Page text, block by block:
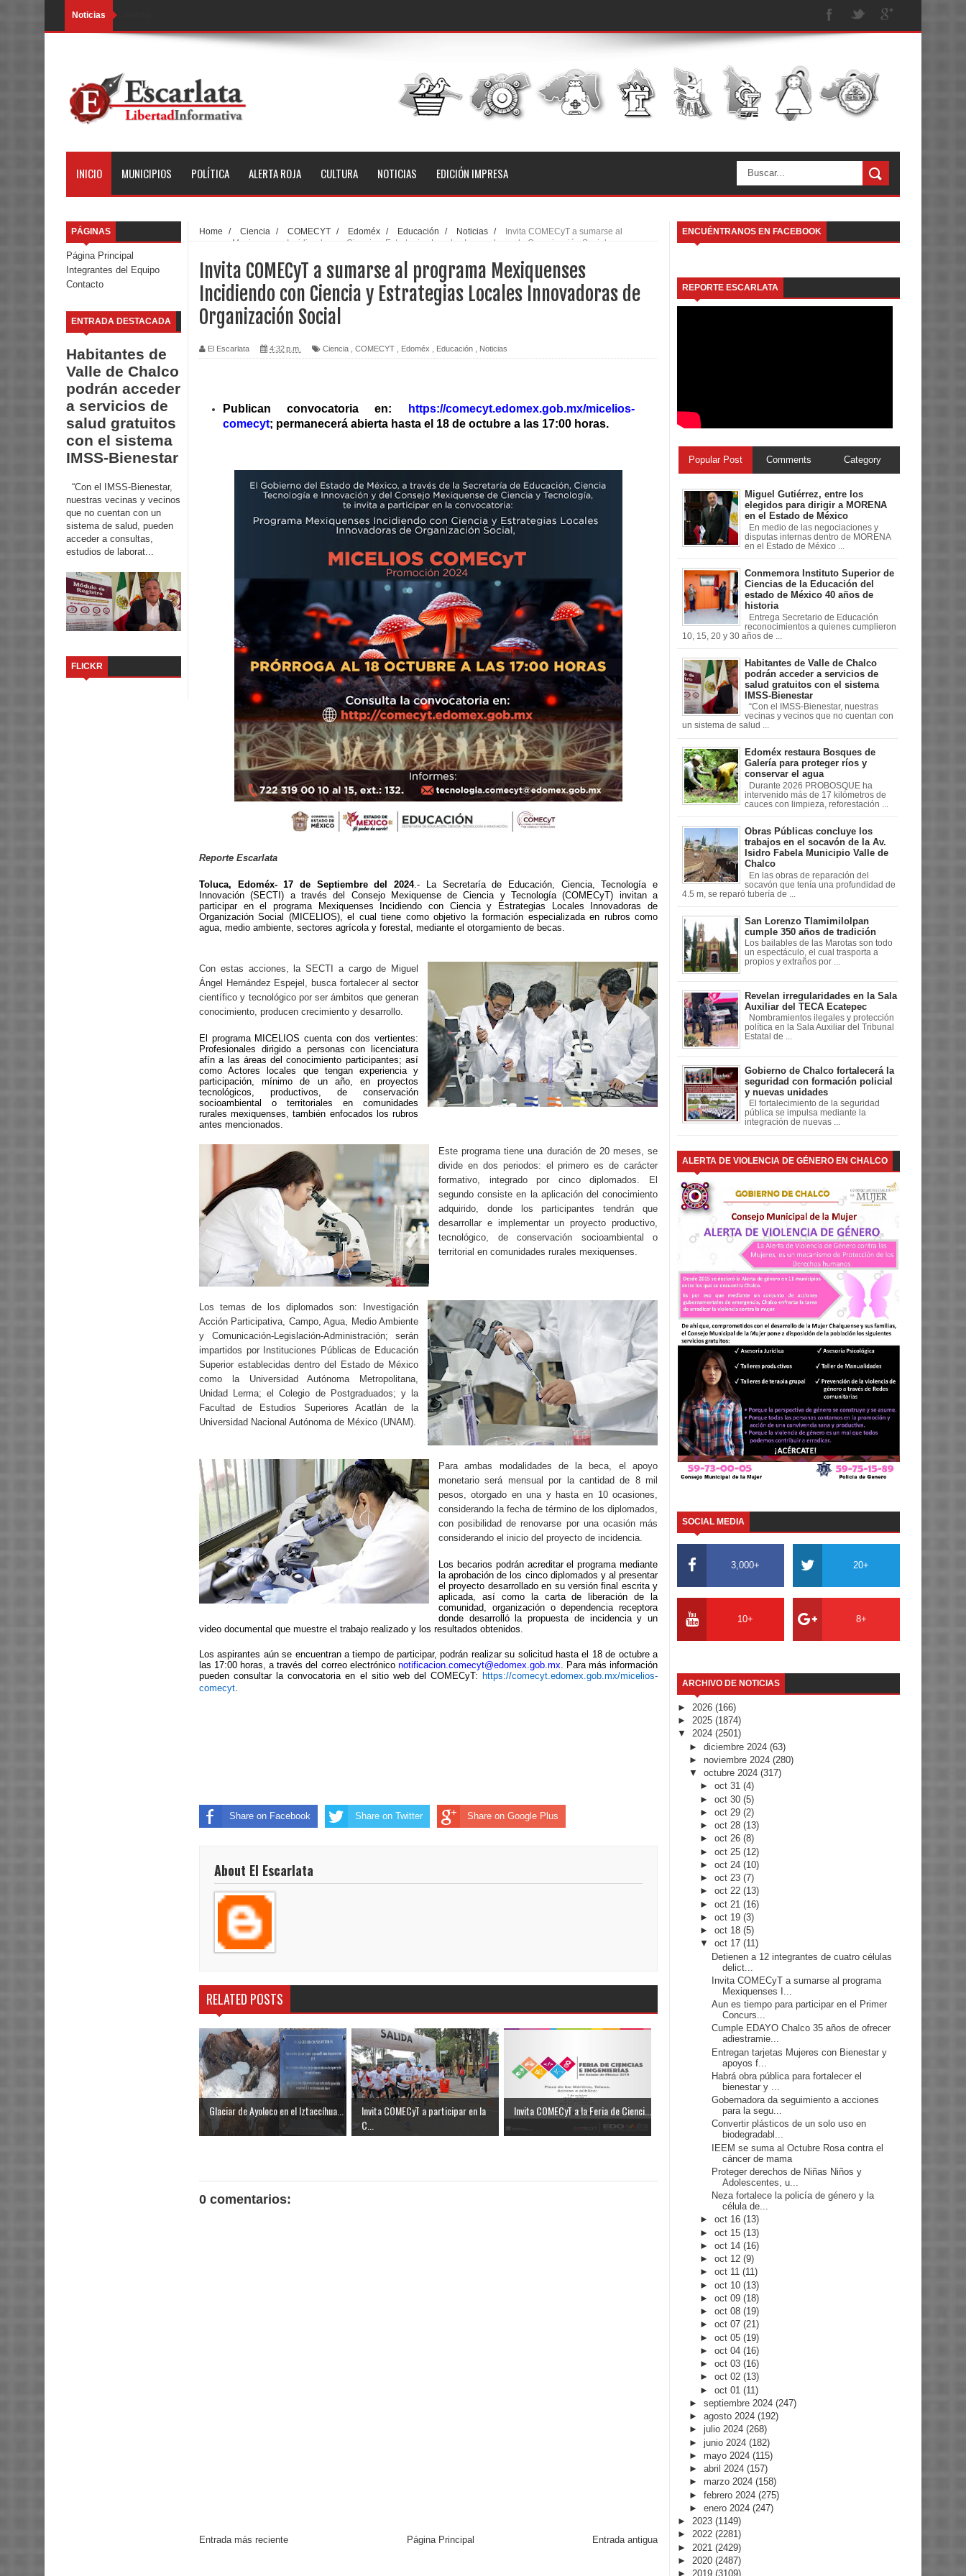
Noticias
INICIO MUNICIPIOS POLÍTICA ALERTA ROJA CULTURA NOTICIAS EDICIÓN IMPRESA
PÁGINAS
Página Principal
Integrantes del Equipo
Contacto
ENTRADA DESTACADA
Habitantes de
Valle de Chalco
podrán acceder
a servicios de
salud gratuitos
con el sistema
IMSS-Bienestar
“Con el IMSS-Bienestar,
nuestras vecinas y vecinos
que no cuentan con un
sistema de salud, pueden
acceder a consultas,
estudios de laborat...
FLICKR
Home / Ciencia / COMECYT / Edoméx / Educación / Noticias /
Invita COMECyT a sumarse al
programa Mexiquenses Incidiendo con Ciencia y Estrategias Locales Innovadoras de Organización Social
Invita COMECyT a sumarse al programa Mexiquenses
Incidiendo con Ciencia y Estrategias Locales Innovadoras de
Organización Social
El Escarlata 4:32 p.m. Ciencia COMECYT Edoméx Educación Noticias
Publican convocatoria en:
https://comecyt.edomex.gob.mx/micelios-
comecyt; permanecerá abierta hasta el 18 de octubre a las 17:00 horas.
Reporte Escarlata
Toluca, Edoméx- 17 de Septiembre del 2024.- La Secretaría de Educación, Ciencia, Tecnología e
Innovación (SECTI) a través del Consejo Mexiquense de Ciencia y Tecnología (COMECyT) invitan a
participar en el programa Mexiquenses Incidiendo con Ciencia y Estrategias Locales Innovadoras de
Organización Social (MICELIOS), el cual tiene como objetivo la formación especializada en rubros como
agua, medio ambiente, sectores agrícola y forestal, mediante el otorgamiento de becas.
Con estas acciones, la SECTI a cargo de Miguel
Ángel Hernández Espejel, busca fortalecer al sector
científico y tecnológico por ser ámbitos que generan
conocimiento, producen crecimiento y desarrollo.
El programa MICELIOS cuenta con dos vertientes:
Profesionales dirigido a personas con licenciatura
afín a las áreas del conocimiento participantes; así
como Actores locales que tengan experiencia y
participación, mínimo de un año, en proyectos
tecnológicos, productivos, de conservación
socioambiental o territoriales en comunidades
rurales mexiquenses, también enfocados los rubros
antes mencionados.
Este programa tiene una duración de 20 meses, se
divide en dos periodos: el primero es de carácter
formativo, integrado por cinco diplomados. El
segundo consiste en la aplicación del conocimiento
adquirido, donde los participantes tendrán que
desarrollar e implementar un proyecto productivo,
tecnológico, de conservación socioambiental o
territorial en comunidades rurales mexiquenses.
Los temas de los diplomados son: Investigación
Acción Participativa, Campo, Agua, Medio Ambiente
y Comunicación-Legislación-Administración; serán
impartidos por Instituciones Públicas de Educación
Superior establecidas dentro del Estado de México
como la Universidad Autónoma Metropolitana,
Unidad Lerma; el Colegio de Postgraduados; y la
Facultad de Estudios Superiores Acatlán de la
Universidad Nacional Autónoma de México (UNAM).
Para ambas modalidades de la beca, el apoyo
monetario será mensual por la cantidad de 8 mil
pesos, otorgado en una y hasta en 10 ocasiones,
considerando la fecha de término de los diplomados,
con posibilidad de renovarse por una ocasión más
considerando el inicio del proyecto de incidencia.
Los becarios podrán acreditar el programa mediante
la aprobación de los cinco diplomados y al presentar
el proyecto desarrollado en su versión final escrita y
aplicada, así como la carta de liberación de la
comunidad, organización o dependencia receptora
donde desarrolló la propuesta de incidencia y un
video documental que muestre el trabajo realizado y los resultados obtenidos.
Los aspirantes aún se encuentran a tiempo de participar, podrán realizar su solicitud hasta el 18 de octubre a
las 17:00 horas, a través del correo electrónico notificacion.comecyt@edomex.gob.mx . Para más información
pueden consultar la convocatoria en el sitio web del COMECyT: https://comecyt.edomex.gob.mx/micelios-
comecyt
Share on Facebook Share on Twitter Share on Google Plus
About El Escarlata
RELATED POSTS
Glaciar de Ayoloco en el Iztaccíhua...
Invita COMECyT a participar en la
C...
Invita COMECyT a la Feria de Cienci...
0 comentarios:
Entrada más reciente Entrada antigua
Página Principal
ENCUÉNTRANOS EN FACEBOOK
REPORTE ESCARLATA
Popular Post Comments Category
Miguel Gutiérrez, entre los
elegidos para dirigir a MORENA
en el Estado de México
En medio de las negociaciones y
disputas internas dentro de MORENA
en el Estado de México ...
Conmemora Instituto Superior de
Ciencias de la Educación del
estado de México 40 años de
historia
Entrega Secretario de Educación
reconocimientos a quienes cumplieron
10, 15, 20 y 30 años de ...
Habitantes de Valle de Chalco
podrán acceder a servicios de
salud gratuitos con el sistema
IMSS-Bienestar
“Con el IMSS-Bienestar, nuestras
vecinas y vecinos que no cuentan con
un sistema de salud ...
Edoméx restaura Bosques de
Galería para proteger ríos y
conservar el agua
Durante 2026 PROBOSQUE ha
intervenido más de 17 kilómetros de
cauces con limpieza, reforestación ...
Obras Públicas concluye los
trabajos en el socavón de la Av.
Isidro Fabela Municipio Valle de
Chalco
En las obras de reparación del
socavón que tenía una profundidad de
4.5 m, se reparó tubería de ...
San Lorenzo Tlamimilolpan
cumple 350 años de tradición
Los bailables de las Marotas son todo
un espectáculo, el cual trasporta a
propios y extraños por ...
Revelan irregularidades en la Sala
Auxiliar del TECA Ecatepec
Nombramientos ilegales y protección
política en la Sala Auxiliar del Tribunal
Estatal de ...
Gobierno de Chalco fortalecerá la
seguridad con formación policial
y nuevas unidades
El fortalecimiento de la seguridad
pública se impulsa mediante la
integración de nuevas ...
ALERTA DE VIOLENCIA DE GÉNERO EN CHALCO
SOCIAL MEDIA
3,000+ 20+
10+ 8+
ARCHIVO DE NOTICIAS
► 2026 (166)
► 2025 (1874)
▼ 2024 (2501)
► diciembre 2024 (63)
► noviembre 2024 (280)
▼ octubre 2024 (317)
►oct 31(4)
►oct 30(5)
►oct 29(2)
►oct 28(13)
►oct 26(8)
►oct 25(12)
►oct 24(10)
►oct 23(7)
►oct 22(13)
►oct 21(16)
►oct 19(3)
►oct 18(5)
▼oct 17(11)
Detienen a 12 integrantes de cuatro células
delict...
Invita COMECyT a sumarse al programa
Mexiquenses I...
Aun es tiempo para participar en el Primer
Concurs...
Cumple EDAYO Chalco 35 años de ofrecer
adiestramie...
Entregan tarjetas Mujeres con Bienestar y
apoyos f...
Habrá obra pública para fortalecer el
bienestar y ...
Gobernadora da seguimiento a acciones
para la segu...
Convertir plásticos de un solo uso en
biodegradabl...
IEEM se suma al Octubre Rosa contra el
cáncer de mama
Proteger derechos de Niñas Niños y
Adolescentes, u...
Neza fortalece la policía de género y la
célula de...
►oct 16(13)
►oct 15(13)
►oct 14(16)
►oct 12(9)
►oct 11(11)
►oct 10(13)
►oct 09(18)
►oct 08(19)
►oct 07(21)
►oct 05(19)
►oct 04(16)
►oct 03(16)
►oct 02(13)
►oct 01(11)
► septiembre 2024 (247)
► agosto 2024 (192)
► julio 2024 (268)
► junio 2024 (182)
► mayo 2024 (115)
► abril 2024 (157)
► marzo 2024 (158)
► febrero 2024 (275)
► enero 2024 (247)
► 2023 (1149)
► 2022 (2281)
► 2021 (2429)
► 2020 (2487)
► 2019 (3109)